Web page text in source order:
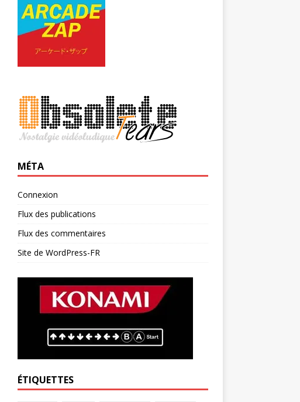
MÉTA
Connexion
Flux des publications
Flux des commentaires
Site de WordPress-FR
ÉTIQUETTES